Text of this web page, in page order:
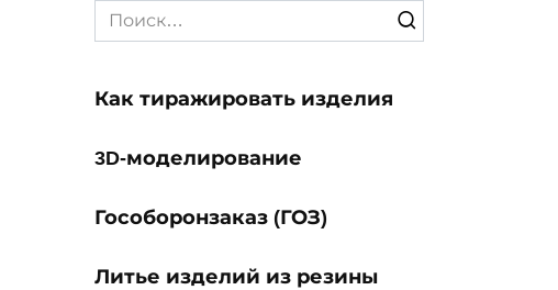
Search
for:
Как тиражировать изделия
3D-моделирование
Гособоронзаказ (ГОЗ)
Литье изделий из резины